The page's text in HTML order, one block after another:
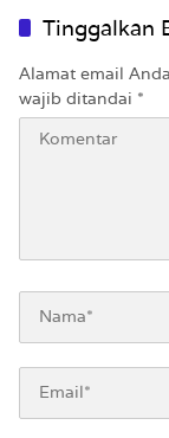
Tinggalkan
Alamat email
wajib ditandai *